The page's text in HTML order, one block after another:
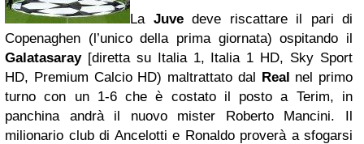
La Juve deve riscattare il pari di
Copenaghen (l’unico della prima giornata) ospitando il
Galatasaray [diretta su Italia 1, Italia 1 HD, Sky Sport
HD, Premium Calcio HD) maltrattato dal Real nel primo
turno con un 1-6 che è costato il posto a Terim, in
panchina andrà il nuovo mister Roberto Mancini. Il
milionario club di Ancelotti e Ronaldo proverà a sfogarsi